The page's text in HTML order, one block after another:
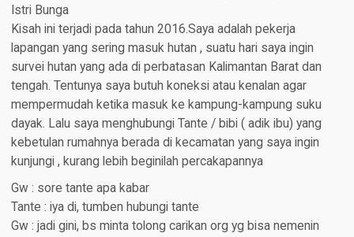
Istri Bunga
Kisah ini terjadi pada tahun 2016.Saya adalah pekerja
lapangan yang sering masuk hutan , suatu hari saya ingin
survei hutan yang ada di perbatasan Kalimantan Barat dan
tengah. Tentunya saya butuh koneksi atau kenalan agar
mempermudah ketika masuk ke kampung-kampung suku
dayak. Lalu saya menghubungi Tante / bibi ( adik ibu) yang
kebetulan rumahnya berada di kecamatan yang saya ingin
kunjungi , kurang lebih beginilah percakapannya
Gw : sore tante apa kabar
Tante : iya di, tumben hubungi tante
Gw : jadi gini, bs minta tolong carikan org yg bisa nemenin